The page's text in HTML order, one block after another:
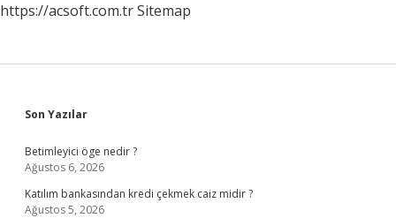
https://acsoft.com.trSitemap
Sidebar
Son Yazılar
Betimleyici öge nedir ?
Ağustos 6, 2026
Katılım bankasından kredi çekmek caiz midir ?
Ağustos 5, 2026